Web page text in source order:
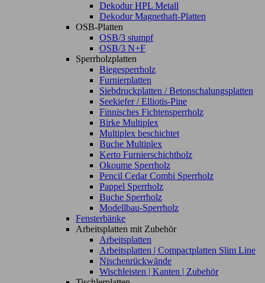
Dekodur HPL Metall
Dekodur Magnethaft-Platten
OSB-Platten
OSB/3 stumpf
OSB/3 N+F
Sperrholzplatten
Biegesperrholz
Furnierplatten
Siebdruckplatten / Betonschalungsplatten
Seekiefer / Elliotis-Pine
Finnisches Fichtensperrholz
Birke Multiplex
Multiplex beschichtet
Buche Multiplex
Kerto Furnierschichtholz
Okoume Sperrholz
Pencil Cedar Combi Sperrholz
Pappel Sperrholz
Buche Sperrholz
Modellbau-Sperrholz
Fensterbänke
Arbeitsplatten mit Zubehör
Arbeitsplatten
Arbeitsplatten | Compactplatten Slim Line
Nischenrückwände
Wischleisten | Kanten | Zubehör